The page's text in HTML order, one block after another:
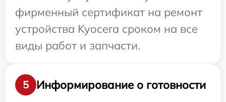
фирменный сертификат на ремонт
устройства Kyocera сроком на все
виды работ и запчасти.
5
Информирование о готовности